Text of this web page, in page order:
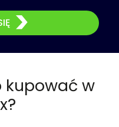
kupować w